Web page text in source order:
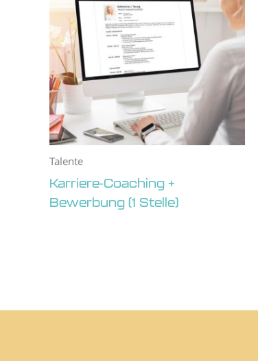
Talente
Karriere-Coaching +
Bewerbung (1 Stelle)